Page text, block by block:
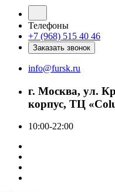
Телефоны
+7 (968) 515 40 46
Заказать звонок
info@fursk.ru
г. Москва, ул.
корпус, ТЦ
10:00-22:00